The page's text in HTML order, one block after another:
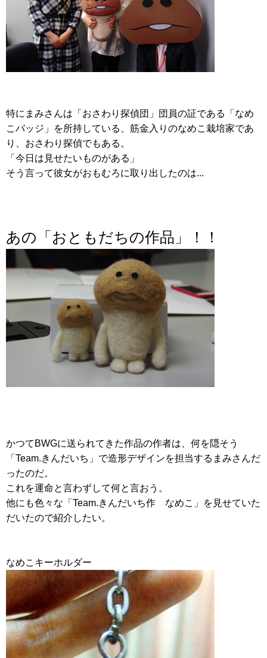
特にまみさんは「おさわり探偵団」団員の証である「なめ
こバッジ」を所持している、筋金入りのなめこ栽培家であ
り、おさわり探偵でもある。
「今日は見せたいものがある」
そう言って彼女がおもむろに取り出したのは...
あの「おともだちの作品」！！
かつてBWGに送られてきた作品の作者は、何を隠そう
「Team.きんだいち」で造形デザインを担当するまみさんだ
ったのだ。
これを運命と言わずして何と言おう。
他にも色々な「Team.きんだいち作 なめこ」を見せていた
だいたので紹介したい。
なめこキーホルダー